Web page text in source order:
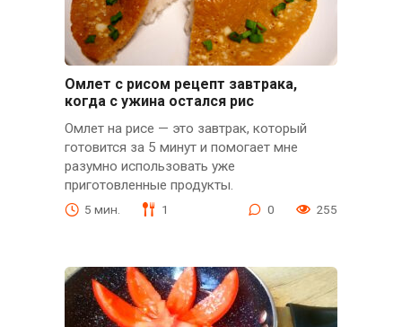
Омлет с рисом рецепт завтрака,
когда с ужина остался рис
Омлет на рисе — это завтрак, который
готовится за 5 минут и помогает мне
разумно использовать уже
приготовленные продукты.
5 мин. 1 0 255